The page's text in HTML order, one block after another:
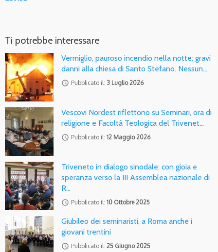
Ti potrebbe interessare
Vermiglio, pauroso incendio nella notte: gravi
danni alla chiesa di Santo Stefano. Nessun…
access_time Pubblicato il: 3 Luglio 2026
Vescovi Nordest riflettono su Seminari, ora di
religione e Facoltà Teologica del Trivenet…
access_time Pubblicato il: 12 Maggio 2026
Triveneto in dialogo sinodale: con gioia e
speranza verso la III Assemblea nazionale di
R…
access_time Pubblicato il: 10 Ottobre 2025
Giubileo dei seminaristi, a Roma anche i
giovani trentini
access_time Pubblicato il: 25 Giugno 2025